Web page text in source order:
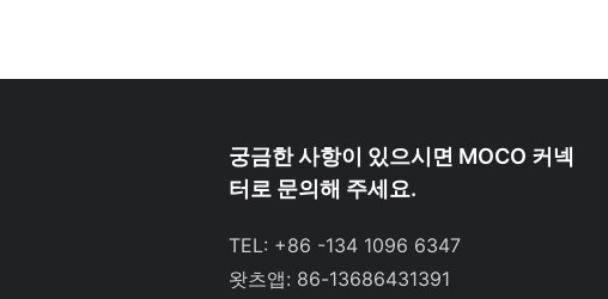
궁금한 사항이 있으시면 MOCO 커넥
터로 문의해 주세요.
TEL: +86 -134 1096 6347
왓츠앱: 86-13686431391